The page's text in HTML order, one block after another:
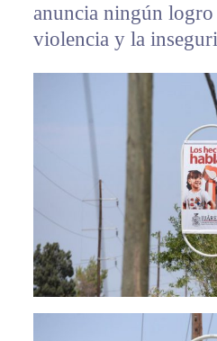
anuncia ningún logro
violencia y la